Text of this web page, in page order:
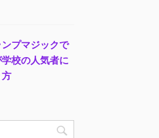
プマジックで
校の人気者に